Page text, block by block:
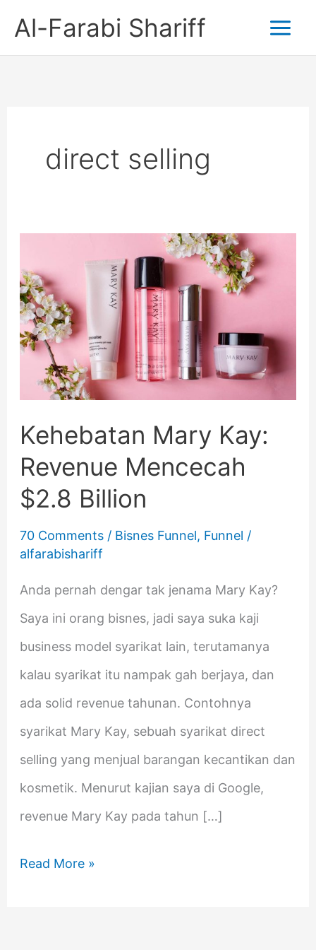
Al-Farabi Shariff
direct selling
Kehebatan Mary Kay:
Revenue Mencecah
$2.8 Billion
70 Comments / Bisnes Funnel, Funnel /
alfarabishariff
Anda pernah dengar tak jenama Mary Kay?
Saya ini orang bisnes, jadi saya suka kaji
business model syarikat lain, terutamanya
kalau syarikat itu nampak gah berjaya, dan
ada solid revenue tahunan. Contohnya
syarikat Mary Kay, sebuah syarikat direct
selling yang menjual barangan kecantikan dan
kosmetik. Menurut kajian saya di Google,
revenue Mary Kay pada tahun […]
Mary
Kay:
Revenue
Mencecah
$2.8
Read More »